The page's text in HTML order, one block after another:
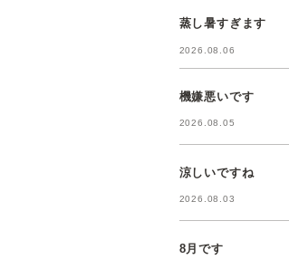
蒸し暑すぎます
2026.08.06
機嫌悪いです
2026.08.05
涼しいですね
2026.08.03
8月です